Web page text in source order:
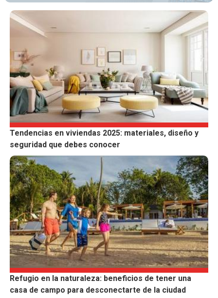
Tendencias en viviendas 2025: materiales, diseño y
seguridad que debes conocer
Refugio en la naturaleza: beneficios de tener una
casa de campo para desconectarte de la ciudad